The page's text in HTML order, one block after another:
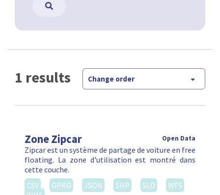
1 results Change order
Zone Zipcar Open Data
Zipcar est un système de partage de voiture en free
floating. La zone d'utilisation est montré dans
cette couche.
CSV
GPKG JSON SHP SLD
WFS